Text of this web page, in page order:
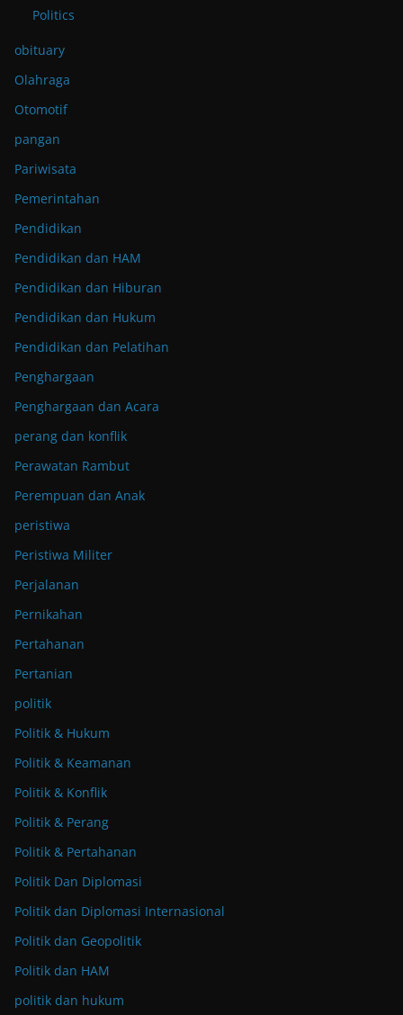
Politics
obituary
Olahraga
Otomotif
pangan
Pariwisata
Pemerintahan
Pendidikan
Pendidikan dan HAM
Pendidikan dan Hiburan
Pendidikan dan Hukum
Pendidikan dan Pelatihan
Penghargaan
Penghargaan dan Acara
perang dan konflik
Perawatan Rambut
Perempuan dan Anak
peristiwa
Peristiwa Militer
Perjalanan
Pernikahan
Pertahanan
Pertanian
politik
Politik & Hukum
Politik & Keamanan
Politik & Konflik
Politik & Perang
Politik & Pertahanan
Politik Dan Diplomasi
Politik dan Diplomasi Internasional
Politik dan Geopolitik
Politik dan HAM
politik dan hukum